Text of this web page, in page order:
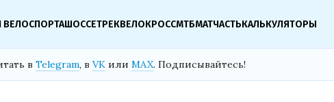
ВЕЛОСПОРТАШОССЕТРЕКВЕЛОКРОССМТБМАТЧАСТЬКАЛЬКУЛЯТОРЫ
в Telegram, в VK или MAX. Подписывайтесь!